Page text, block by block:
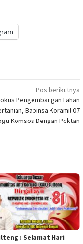
Pos berikutnya
Pengembangan Lahan
Babinsa Koramil 07
Komsos Dengan Poktan
: Selamat Hari